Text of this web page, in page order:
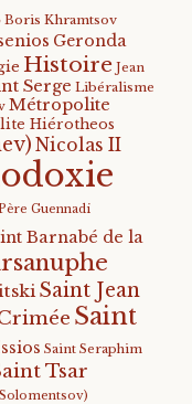
Boris Khramtsov
Geronda
Histoire Jean
Serge Libéralisme
Métropolite
Hiérotheos
Nicolas II
Guennadi
Barnabé de la
Saint Jean
Saint
Saint Seraphim
Tsar